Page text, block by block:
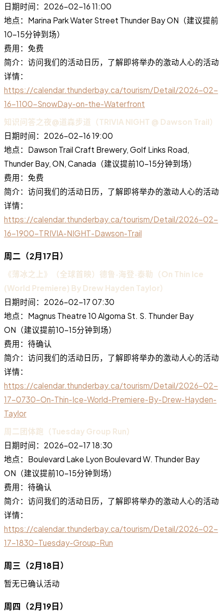
日期时间：2026-02-16 11:00
地点：Marina Park Water Street Thunder Bay ON（建议提前
10-15分钟到场）
费用：免费
简介：访问我们的活动日历，了解即将举办的激动人心的活动
详情：
https://calendar.thunderbay.ca/tourism/Detail/2026-02-
16-1100-SnowDay-on-the-Waterfront
知识问答之夜@道森步道（TRIVIA NIGHT @ Dawson Trail）
日期时间：2026-02-16 19:00
地点：Dawson Trail Craft Brewery, Golf Links Road,
Thunder Bay, ON, Canada（建议提前10-15分钟到场）
费用：免费
简介：访问我们的活动日历，了解即将举办的激动人心的活动
详情：
https://calendar.thunderbay.ca/tourism/Detail/2026-02-
16-1900-TRIVIA-NIGHT-Dawson-Trail
周二（2月17日）
《薄冰之上》（全球首映）德鲁·海登·泰勒（On Thin Ice
(World Premiere) By Drew Hayden Taylor）
日期时间：2026-02-17 07:30
地点：Magnus Theatre 10 Algoma St. S. Thunder Bay
ON（建议提前10-15分钟到场）
费用：待确认
简介：访问我们的活动日历，了解即将举办的激动人心的活动
详情：
https://calendar.thunderbay.ca/tourism/Detail/2026-02-
17-0730-On-Thin-Ice-World-Premiere-By-Drew-Hayden-
Taylor
周二团体跑（Tuesday Group Run）
日期时间：2026-02-17 18:30
地点：Boulevard Lake Lyon Boulevard W. Thunder Bay
ON（建议提前10-15分钟到场）
费用：待确认
简介：访问我们的活动日历，了解即将举办的激动人心的活动
详情：
https://calendar.thunderbay.ca/tourism/Detail/2026-02-
17-1830-Tuesday-Group-Run
周三（2月18日）
暂无已确认活动
周四（2月19日）